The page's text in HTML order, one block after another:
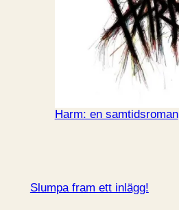
Harm: en samtidsroman
Slumpa fram ett inlägg!